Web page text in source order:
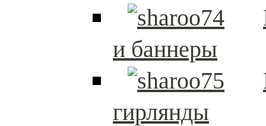
и баннеры
гирлянды